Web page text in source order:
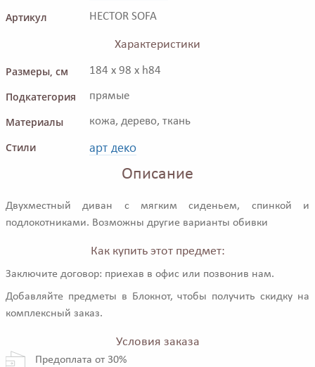
Артикул HECTOR SOFA
Характеристики
Размеры, см
184 x 98 x h84
Подкатегория прямые
Материалы кожа, дерево, ткань
Стили арт деко
Описание
Двухместный диван с мягким сиденьем, спинкой и
подлокотниками. Возможны другие варианты обивки
Как купить этот предмет:
Заключите договор: приехав в офис или позвонив нам.
Добавляйте предметы в Блокнот, чтобы получить скидку на
комплексный заказ.
Условия заказа
Предоплата от 30%